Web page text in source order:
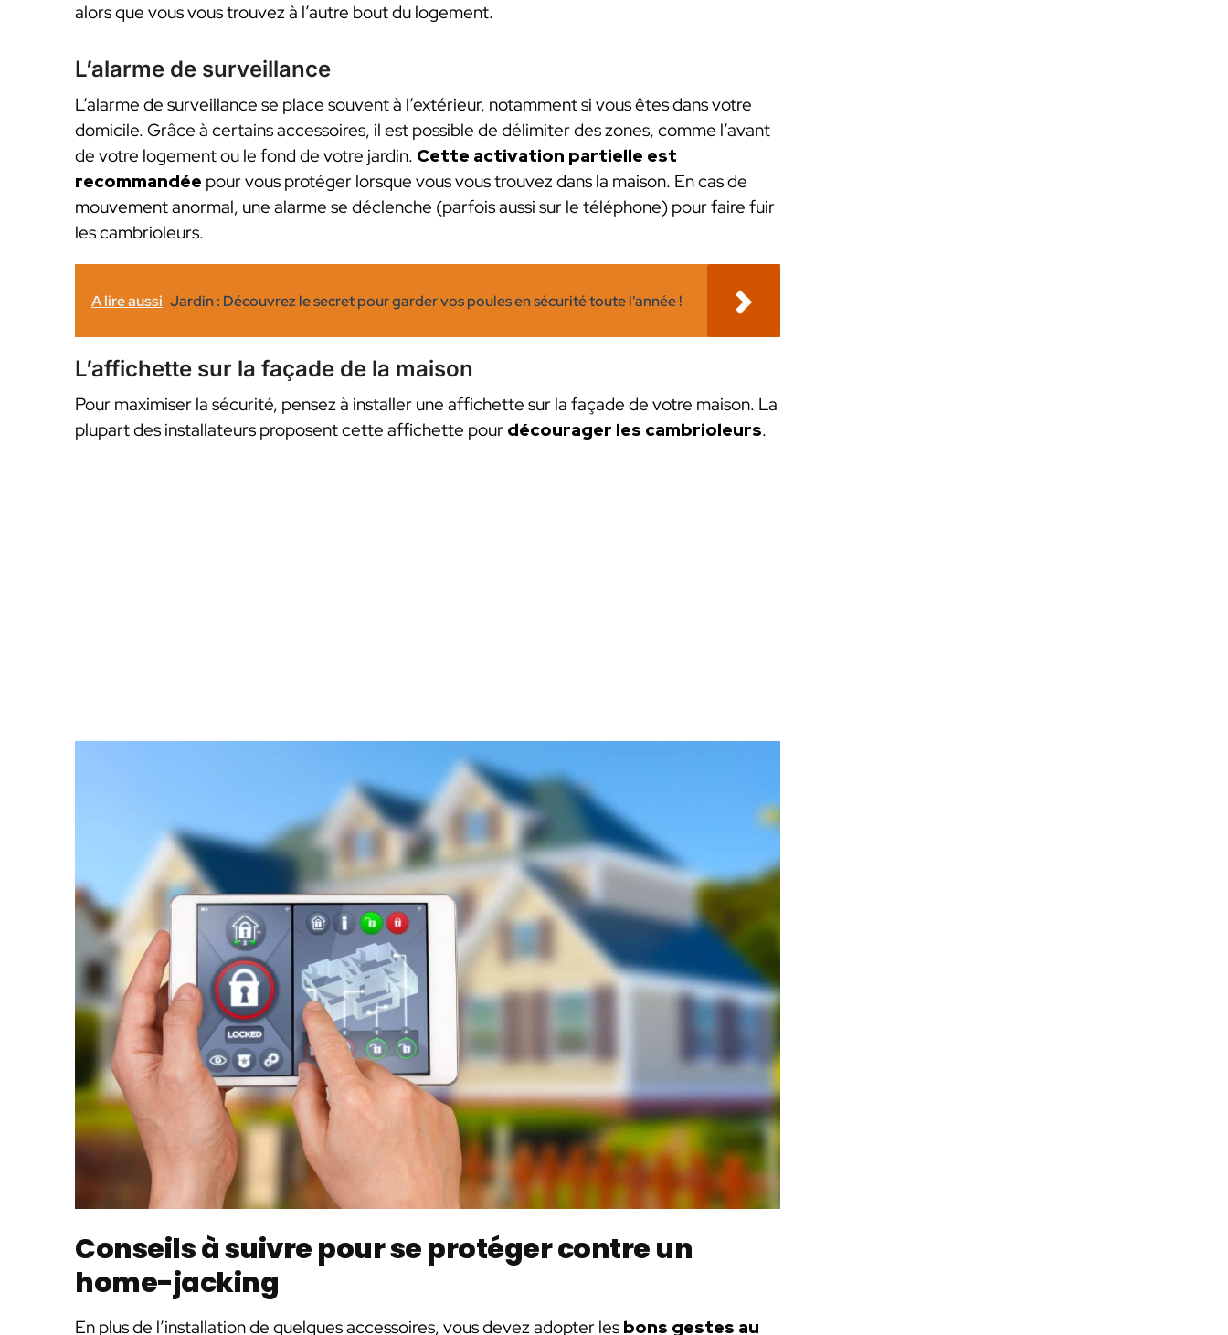
alors que vous vous trouvez à l’autre bout du logement.
L’alarme de surveillance
L’alarme de surveillance se place souvent à l’extérieur, notamment si vous êtes dans votre
domicile. Grâce à certains accessoires, il est possible de délimiter des zones, comme l’avant
de votre logement ou le fond de votre jardin. Cette activation partielle est
recommandée pour vous protéger lorsque vous vous trouvez dans la maison. En cas de
mouvement anormal, une alarme se déclenche (parfois aussi sur le téléphone) pour faire fuir
les cambrioleurs.
A lire aussi Jardin : Découvrez le secret pour garder vos poules en sécurité toute l'année !
L’affichette sur la façade de la maison
Pour maximiser la sécurité, pensez à installer une affichette sur la façade de votre maison. La
plupart des installateurs proposent cette affichette pour décourager les cambrioleurs.
Conseils à suivre pour se protéger contre un
home-jacking
En plus de l’installation de quelques accessoires, vous devez adopter les bons gestes au